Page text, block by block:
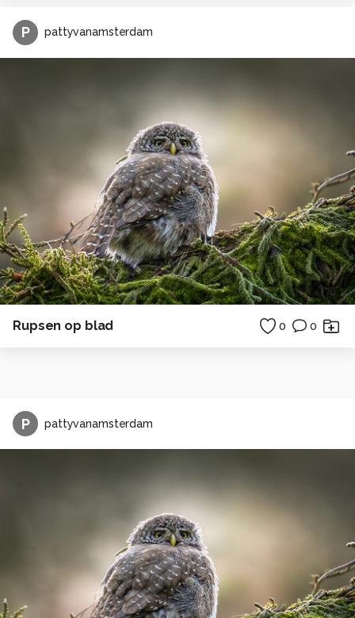
P pattyvanamsterdam
Rupsen op blad 0 0
P pattyvanamsterdam